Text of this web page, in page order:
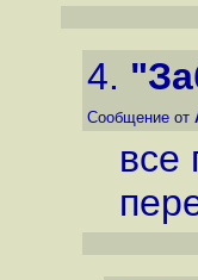
4.
Сообщение от
все